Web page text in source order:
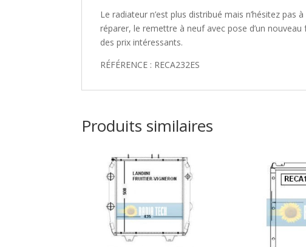
Le radiateur n’est plus distribué mais n’hésitez
réparer, le remettre à neuf avec pose d’un
des prix intéressants.
RÉFÉRENCE : RECA232ES
Produits similaires